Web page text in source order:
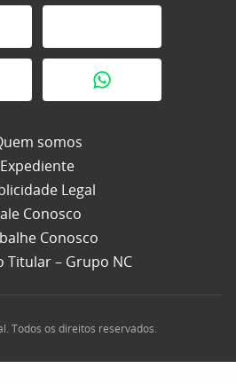
somos
Expediente
Legal
Conosco
Conosco
Titular – Grupo NC
Todos os direitos reservados.